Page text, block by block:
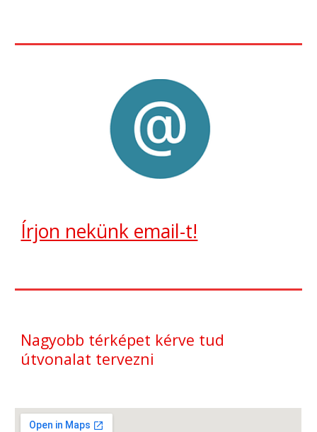
Írjon nekünk email-t!
Nagyobb térképet kérve tud
útvonalat tervezni